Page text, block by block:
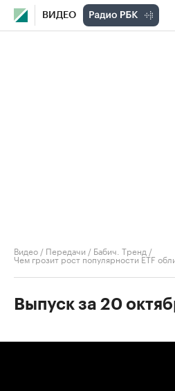
ВИДЕО
Видео / Передачи / Бабич. Тренд /
Чем грозит рост популярности ETF
Выпуск за 20